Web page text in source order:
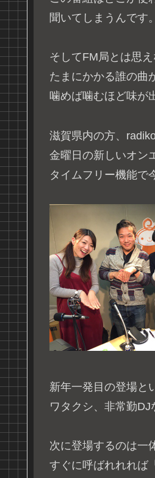
聞いてしまうんです。
そしてFM局とは思
たまにかかる誰の曲
噛めば噛むほど味が
滋賀県内の方、
金曜日の新しいオン
タイムフリー機能で
新年一発目の登場と
ワタクシ、非常勤DJ
次に登場するのは一
すぐに呼ばれれれば